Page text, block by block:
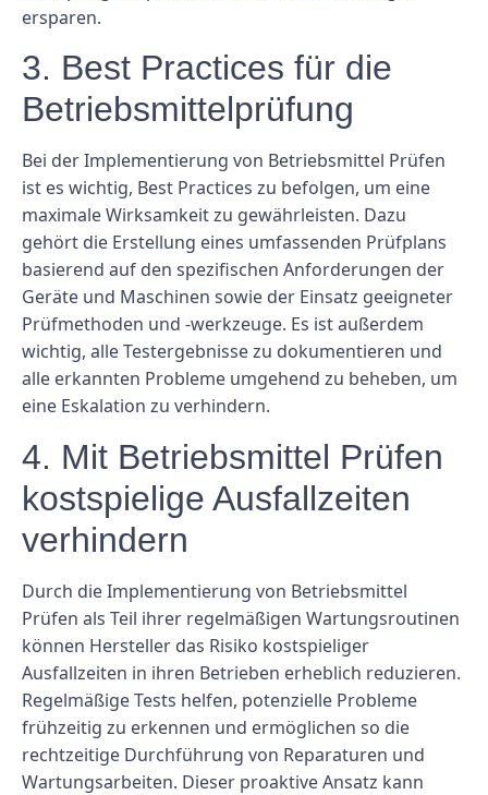
ersparen.
3. Best Practices für die
Betriebsmittelprüfung
Bei der Implementierung von Betriebsmittel Prüfen
ist es wichtig, Best Practices zu befolgen, um eine
maximale Wirksamkeit zu gewährleisten. Dazu
gehört die Erstellung eines umfassenden Prüfplans
basierend auf den spezifischen Anforderungen der
Geräte und Maschinen sowie der Einsatz geeigneter
Prüfmethoden und -werkzeuge. Es ist außerdem
wichtig, alle Testergebnisse zu dokumentieren und
alle erkannten Probleme umgehend zu beheben, um
eine Eskalation zu verhindern.
4. Mit Betriebsmittel Prüfen
kostspielige Ausfallzeiten
verhindern
Durch die Implementierung von Betriebsmittel
Prüfen als Teil ihrer regelmäßigen Wartungsroutinen
können Hersteller das Risiko kostspieliger
Ausfallzeiten in ihren Betrieben erheblich reduzieren.
Regelmäßige Tests helfen, potenzielle Probleme
frühzeitig zu erkennen und ermöglichen so die
rechtzeitige Durchführung von Reparaturen und
Wartungsarbeiten. Dieser proaktive Ansatz kann